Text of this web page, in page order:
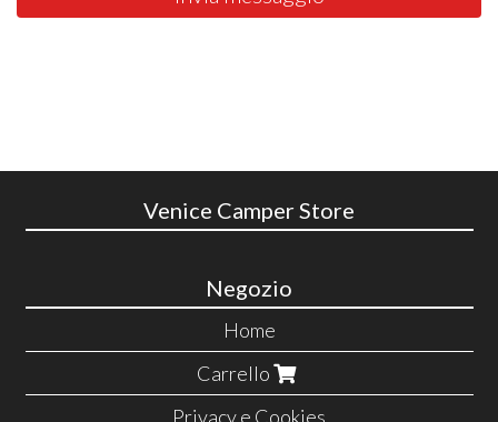
Venice Camper Store
Negozio
Home
Carrello
Privacy e Cookies